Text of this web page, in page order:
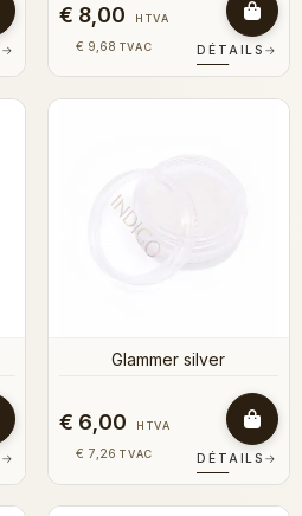
→
€ 8,00 HTVA
€ 9,68 TVAC DÉTAILS →
→
Glammer silver
€ 6,00 HTVA
€ 7,26 TVAC DÉTAILS →